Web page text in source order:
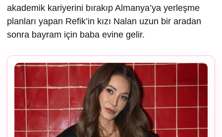
akademik kariyerini bırakıp Almanya’ya yerleşme
planları yapan Refik’in kızı Nalan uzun bir aradan
sonra bayram için baba evine gelir.